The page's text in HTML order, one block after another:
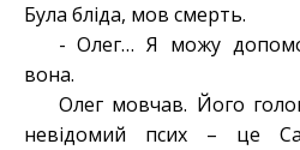
Була бліда, мов смерть.
- Олег… Я можу
вона.
Олег мовчав. Його
невідомий псих – це